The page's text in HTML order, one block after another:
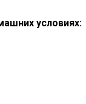
условиях: